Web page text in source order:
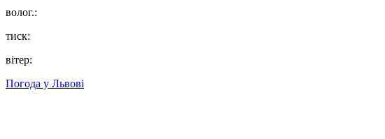
волог.:
тиск:
вітер:
Погода у Львові